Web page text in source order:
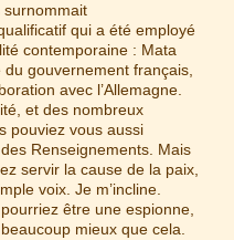
surnommait
qui a été employé
contemporaine : Mata
gouvernement français,
avec l’Allemagne.
et des nombreux
pouviez vous aussi
Renseignements. Mais
servir la cause de la paix,
voix. Je m’incline.
être une espionne,
mieux que cela.